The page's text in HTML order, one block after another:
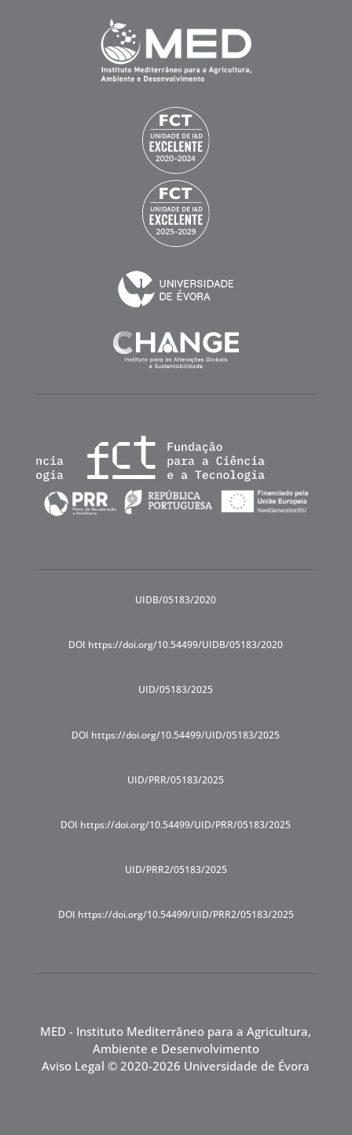
UIDB/05183/2020
DOI https://doi.org/10.54499/UIDB/05183/2020
UID/05183/2025
DOI https://doi.org/10.54499/UID/05183/2025
UID/PRR/05183/2025
DOI https://doi.org/10.54499/UID/PRR/05183/2025
UID/PRR2/05183/2025
DOI https://doi.org/10.54499/UID/PRR2/05183/2025
MED - Instituto Mediterrâneo para a Agricultura,
Ambiente e Desenvolvimento
Aviso Legal © 2020-2026 Universidade de Évora